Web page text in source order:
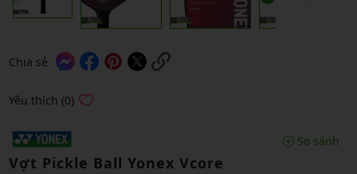
Chia sẻ
Yêu thích (0)
So sánh
Vợt Pickle Ball Yonex Vcore